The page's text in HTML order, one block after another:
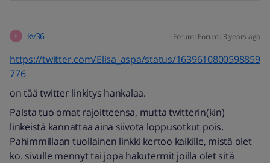
K kv36 Forum|Forum|3 years ago
https://twitter.com/Elisa_aspa/status/1639610800598859
776
on tää twitter linkitys hankalaa.
Palsta tuo omat rajoitteensa, mutta twitterin(kin)
linkeistä kannattaa aina siivota loppusotkut pois.
Pahimmillaan tuollainen linkki kertoo kaikille, mistä olet
ko. sivulle mennyt tai jopa hakutermit joilla olet sitä